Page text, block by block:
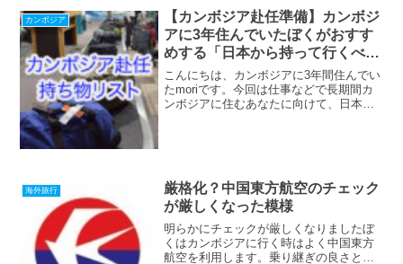
カンボジア
【カンボジア赴任準備】カンボジ
アに3年住んでいたぼくがおすす
めする「日本から持って行くべき
もの」まとめ
こんにちは、カンボジアに3年間住んでい
たmoriです。今回は仕事などで長期間カ
ンボジアに住むあなたに向けて、日本か
海外旅行
厳格化？中国東方航空のチェック
が厳しくなった模様
明らかにチェックが厳しくなりましたぼ
くはカンボジアに行く時はよく中国東方
航空を利用します。乗り継ぎの良さと値